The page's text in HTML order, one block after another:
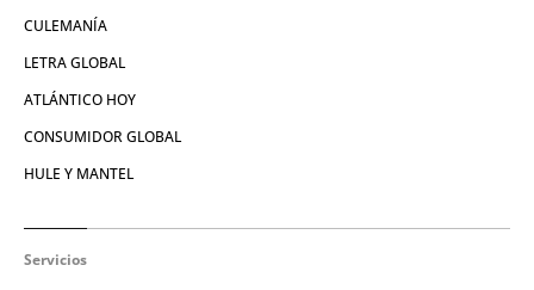
CULEMANÍA
LETRA GLOBAL
ATLÁNTICO HOY
CONSUMIDOR GLOBAL
HULE Y MANTEL
Servicios